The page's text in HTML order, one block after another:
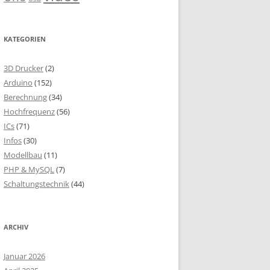
KATEGORIEN
3D Drucker(2)
Arduino (152)
Berechnung(34)
Hochfrequenz(56)
ICs(71)
Infos(30)
Modellbau (11)
PHP & MySQL(7)
Schaltungstechnik(44)
ARCHIV
Januar 2026